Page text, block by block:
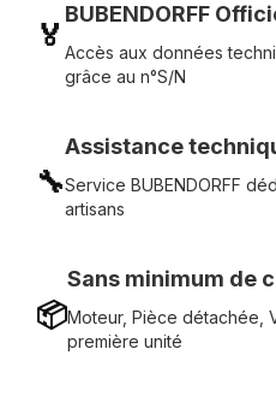
🏅
BUBENDORFF
Accès aux données
grâce au n°S/N
🔧
Assistance
Service BUBENDORFF
artisans
📦
Sans minimum de
Moteur, Pièce détachée,
première unité